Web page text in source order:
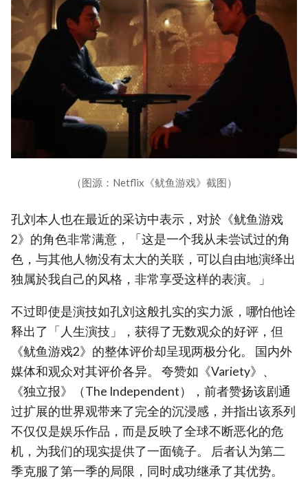
（图源：Netflix《鱿鱼游戏》截图）
孔刘本人也在最近的采访中表示，对於《鱿鱼游戏
2》的角色非常满意，「这是一个我从未尝试过的角
色，与其他人物没有太大的关联，可以自由地演绎出
独属於我自己的风格，非常享受这样的表演。」
不过即使是演技如孔刘这般扎实的实力派，哪怕他诠
释出了「人生演技」，获得了无数观众的好评，但
《鱿鱼游戏2》的整体评价却呈现两极分化。 国内外
媒体和观众对其评价各异。 夸赞如《Variety》、
《独立报》（The Independent），前者赞扬该剧通
过扩展的世界观带来了完全的沉浸感，并指出该系列
不仅仅是娱乐作品，而是反映了全球不断恶化的危
机，为我们的现实提供了一面镜子。 后者认为第二
季克服了第一季的局限，同时成功继承了其优势。